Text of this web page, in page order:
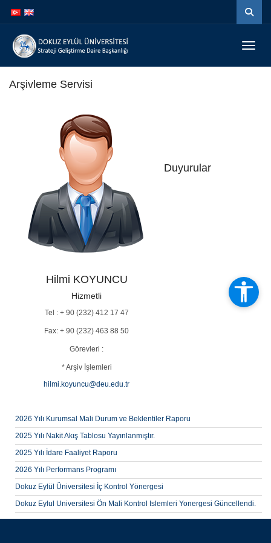
atla
atla
Arşivleme Servisi
Hilmi KOYUNCU
Hizmetli
Tel : + 90 (232) 412 17 47
Fax: + 90 (232) 463 88 50
Görevleri :
* Arşiv İşlemleri
hilmi.koyuncu@deu.edu.tr
Duyurular
2026 Yılı Kurumsal Mali Durum ve Beklentiler Raporu
2025 Yılı Nakit Akış Tablosu Yayınlanmıştır.
2025 Yılı İdare Faaliyet Raporu
2026 Yılı Performans Programı
Dokuz Eylül Üniversitesi İç Kontrol Yönergesi
Dokuz Eylul Universitesi Ön Mali Kontrol Islemleri Yonergesi Güncellendi.